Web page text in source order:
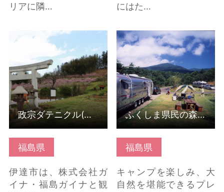
リアに隣…
にはた…
福島県
伊達市は、株式会社ガ
イナ・福島ガイナと観
政宗ダテニクル(福島県
伊達市) の詳細はこちら
政宗ダテニクル(福島県伊達市)
福島県
キャンプを楽しみ、大
自然を堪能できるプレ
ふくしま県民の森 フォ
レストパークあだたら
の詳細はこちら
ふくしま県民の森 フォレストパークあだたら